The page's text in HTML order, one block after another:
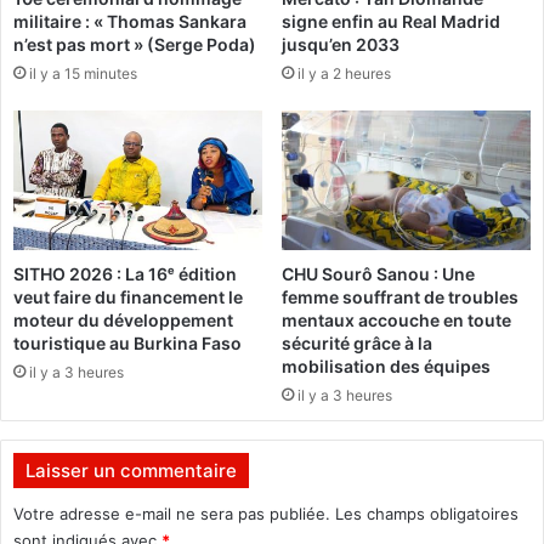
p
o
u
é
v
t
e
r
l
e
p
i
r
e
L
o
f
B
o
u
c
h
o
u
h
A
l
g
é
militaire : « Thomas Sankara
n’est pas mort » (Serge Poda)
il y a 15 minutes
signe enfin au Real Madrid
jusqu’en 2033
il y a 2 heures
SITHO 2026 : La 16ᵉ édition
veut faire du financement le
moteur du développement
touristique au Burkina Faso
il y a 3 heures
CHU Sourô Sanou : Une
femme souffrant de troubles
mentaux accouche en toute
sécurité grâce à la
mobilisation des équipes
il y a 3 heures
Laisser un commentaire
Votre adresse e-mail ne sera pas publiée. Les champs obligatoires